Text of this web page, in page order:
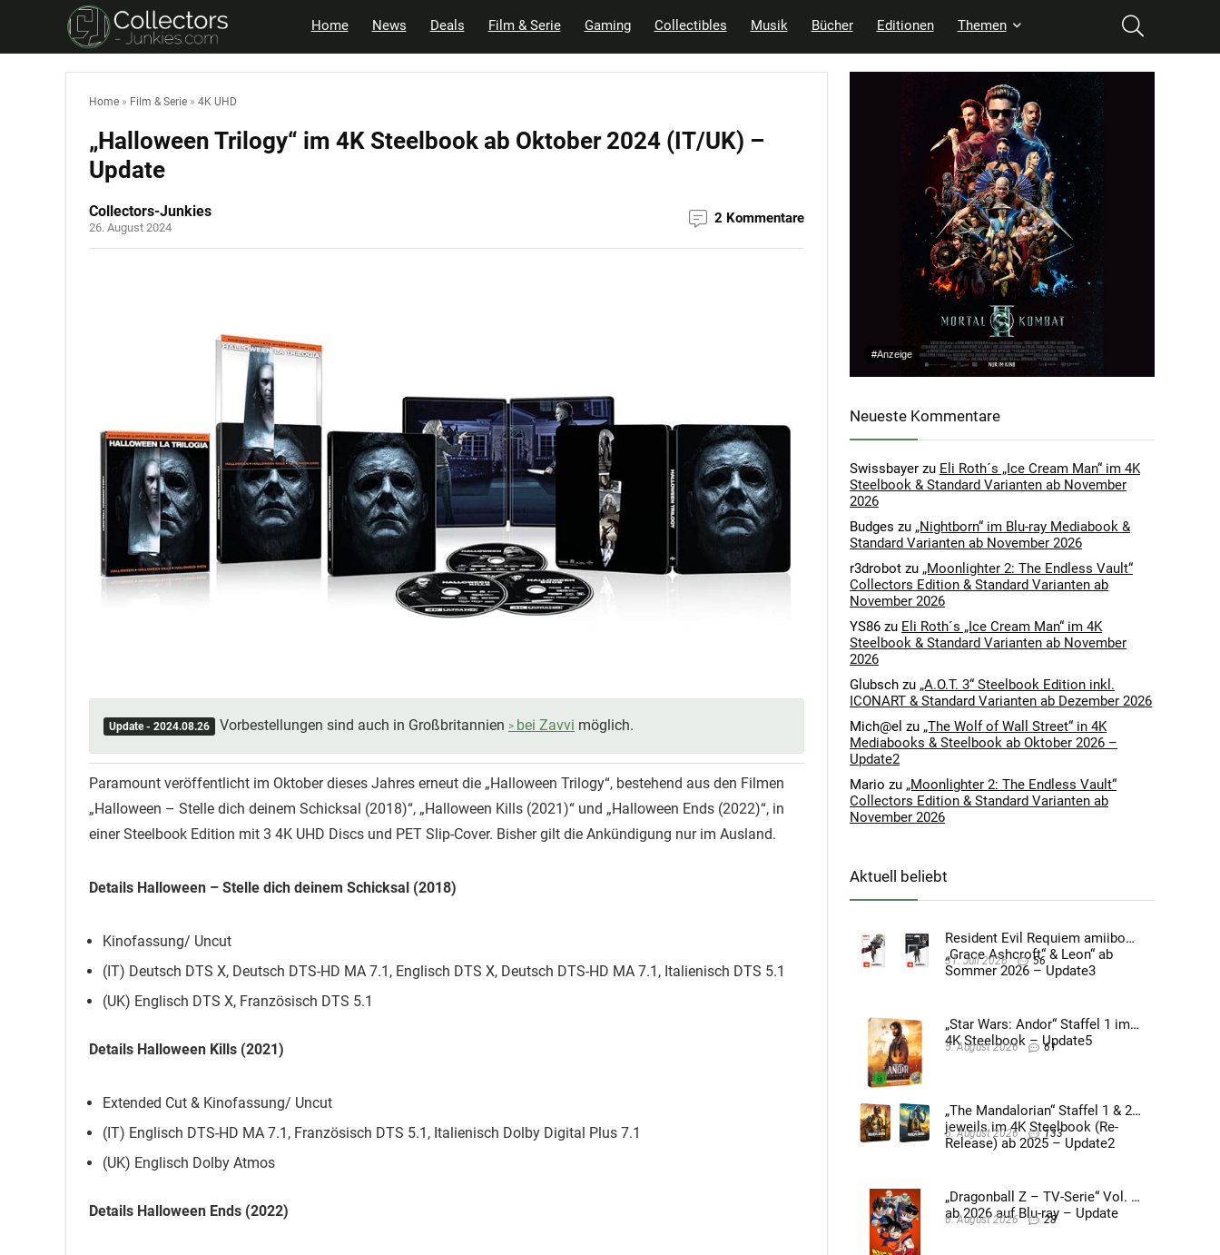
Home News Deals Film & Serie Gaming Collectibles Musik Bücher Editionen Themen
Home » Film & Serie » 4K UHD
„Halloween Trilogy“ im 4K Steelbook ab Oktober 2024 (IT/UK) –
Update
Collectors-Junkies
26. August 2024
2 Kommentare
Update - 2024.08.26 Vorbestellungen sind auch in Großbritannien bei Zavvi möglich.
Paramount veröffentlicht im Oktober dieses Jahres erneut die „Halloween Trilogy“, bestehend aus den Filmen
„Halloween – Stelle dich deinem Schicksal (2018)“, „Halloween Kills (2021)“ und „Halloween Ends (2022)“, in
einer Steelbook Edition mit 3 4K UHD Discs und PET Slip-Cover. Bisher gilt die Ankündigung nur im Ausland.
Details Halloween – Stelle dich deinem Schicksal (2018)
Kinofassung/ Uncut
(IT) Deutsch DTS X, Deutsch DTS-HD MA 7.1, Englisch DTS X, Deutsch DTS-HD MA 7.1, Italienisch DTS 5.1
(UK) Englisch DTS X, Französisch DTS 5.1
Details Halloween Kills (2021)
Extended Cut & Kinofassung/ Uncut
(IT) Englisch DTS-HD MA 7.1, Französisch DTS 5.1, Italienisch Dolby Digital Plus 7.1
(UK) Englisch Dolby Atmos
Details Halloween Ends (2022)
#Anzeige
Neueste Kommentare
Swissbayer zu Eli Roth´s „Ice Cream Man“ im 4K
Steelbook & Standard Varianten ab November
2026
Budges zu „Nightborn“ im Blu-ray Mediabook &
Standard Varianten ab November 2026
r3drobot zu „Moonlighter 2: The Endless Vault“
Collectors Edition & Standard Varianten ab
November 2026
YS86 zu Eli Roth´s „Ice Cream Man“ im 4K
Steelbook & Standard Varianten ab November
2026
Glubsch zu „A.O.T. 3“ Steelbook Edition inkl.
ICONART & Standard Varianten ab Dezember 2026
Mich@el zu „The Wolf of Wall Street“ in 4K
Mediabooks & Steelbook ab Oktober 2026 –
Update2
Mario zu „Moonlighter 2: The Endless Vault“
Collectors Edition & Standard Varianten ab
November 2026
Aktuell beliebt
Resident Evil Requiem amiibo
„Grace Ashcroft“ & Leon“ ab
Sommer 2026 – Update3
31. Juli 2026 56
„Star Wars: Andor“ Staffel 1 im
4K Steelbook – Update5
5. August 2026 61
„The Mandalorian“ Staffel 1 & 2
jeweils im 4K Steelbook (Re-
Release) ab 2025 – Update2
5. August 2026 133
„Dragonball Z – TV-Serie“ Vol. 4
ab 2026 auf Blu-ray – Update
6. August 2026 28